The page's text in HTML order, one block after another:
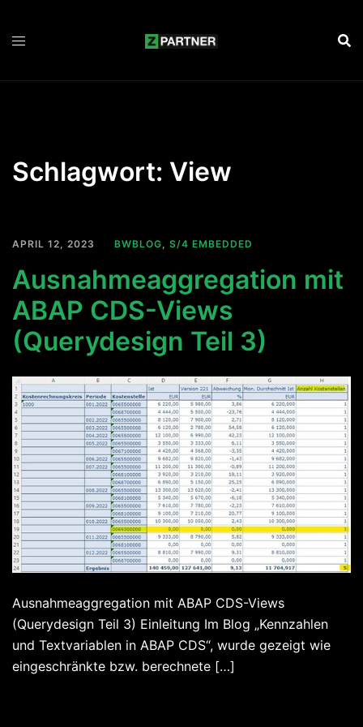
Schlagwort: View
APRIL 12, 2023 BWBLOG, S/4 EMBEDDED
Ausnahmeaggregation mit
ABAP CDS-Views
(Querydesign Teil 3)
Ausnahmeaggregation mit ABAP CDS-Views
(Querydesign Teil 3) Einleitung Im Blog „Kennzahlen
und Textvariablen in ABAP CDS“, wurde gezeigt wie
eingeschränkte bzw. berechnete […]